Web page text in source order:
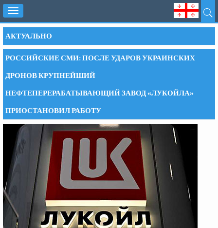
Toggle
navigation
АКТУАЛЬНО
РОССИЙСКИЕ СМИ: ПОСЛЕ УДАРОВ УКРАИНСКИХ
ДРОНОВ КРУПНЕЙШИЙ
НЕФТЕПЕРЕРАБАТЫВАЮЩИЙ ЗАВОД «ЛУКОЙЛА»
ПРИОСТАНОВИЛ РАБОТУ